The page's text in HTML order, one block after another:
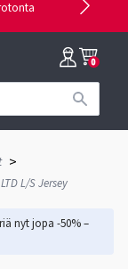
0
>
L/S Jersey
nyt jopa -50% –